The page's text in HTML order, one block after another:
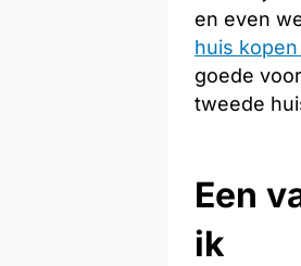
en even
huis
goede
tweede
Een
ik